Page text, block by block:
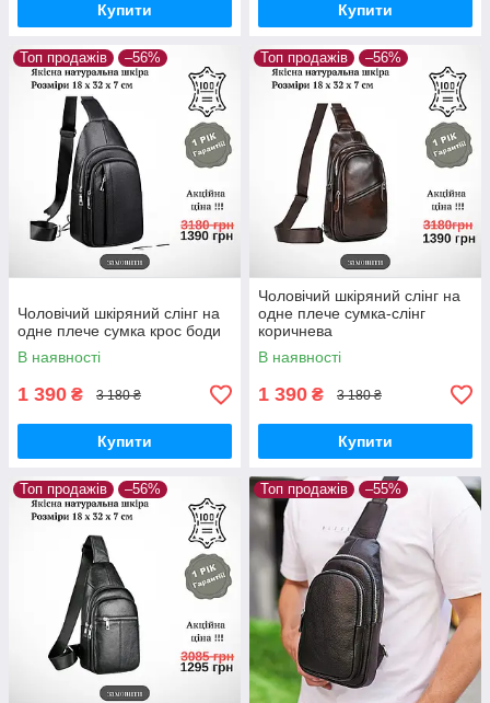
Купити Купити
Топ продажів –56%
Чоловічий шкіряний слінг на
одне плече сумка крос боди
В наявності
1 390 ₴ 3 180 ₴
Купити
Топ продажів –56%
Чоловічий шкіряний слінг на
одне плече сумка-слінг
коричнева
В наявності
1 390 ₴ 3 180 ₴
Купити
Топ продажів –56% Топ продажів –55%